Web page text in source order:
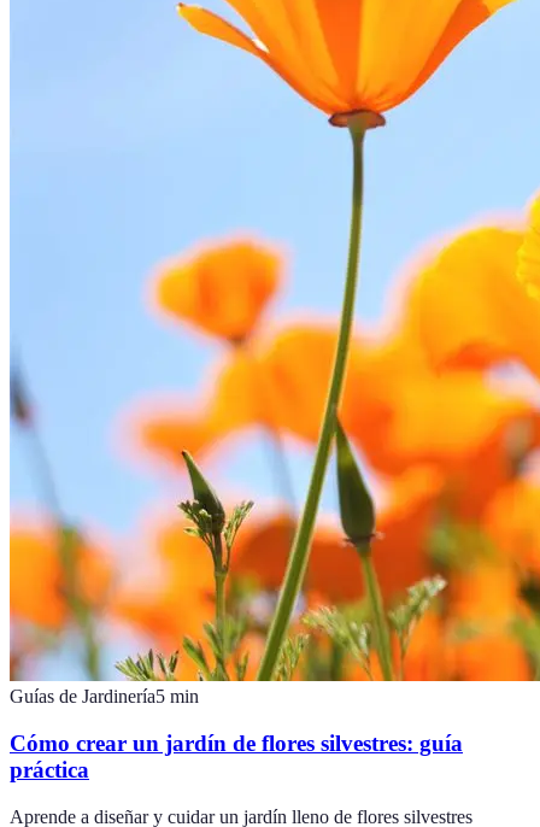
Guías de Jardinería5 min
Cómo crear un jardín de flores silvestres: guía
práctica
Aprende a diseñar y cuidar un jardín lleno de flores silvestres